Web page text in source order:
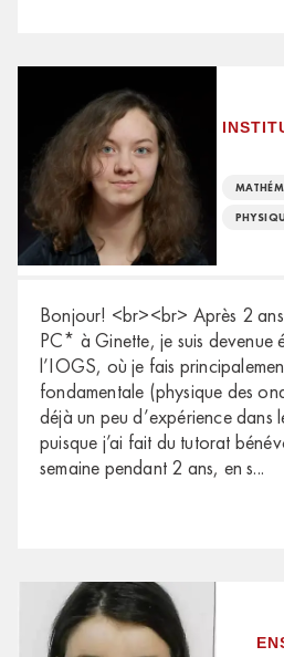
Bonjour! <br><br> Après 2
PC* à Ginette, je suis devenue
l’IOGS, où je fais
fondamentale (physique des
déjà un peu d’expérience dans
puisque j’ai fait du tutorat
semaine pendant 2 ans, en s...